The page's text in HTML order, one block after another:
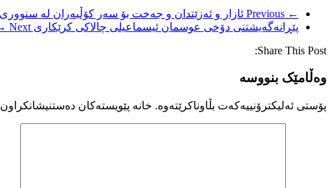
← Previous
ئازار و ئەزێتدان و جەخت بۆ سەر کۆڵبەران لە سنووری
پێڕانەگەیشتنی دۆخی عوسمان ئیسماعیلی چالاکی کرێکاری Next →
Share This Post:
وەڵامێک بنووسە
پۆستی ئەلیکترۆنییەکەت بڵاوناکرێتەوە. خانە پێویستەکان